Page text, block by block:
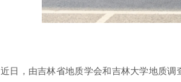
近日，由吉林省地质学会和吉林大学地质